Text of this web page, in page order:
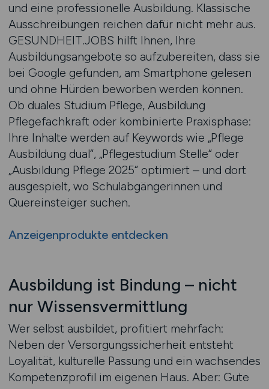
und eine professionelle Ausbildung. Klassische
Ausschreibungen reichen dafür nicht mehr aus.
GESUNDHEIT.JOBS hilft Ihnen, Ihre
Ausbildungsangebote so aufzubereiten, dass sie
bei Google gefunden, am Smartphone gelesen
und ohne Hürden beworben werden können.
Ob duales Studium Pflege, Ausbildung
Pflegefachkraft oder kombinierte Praxisphase:
Ihre Inhalte werden auf Keywords wie „Pflege
Ausbildung dual“, „Pflegestudium Stelle“ oder
„Ausbildung Pflege 2025“ optimiert – und dort
ausgespielt, wo Schulabgängerinnen und
Quereinsteiger suchen.
Anzeigenprodukte entdecken
Ausbildung ist Bindung – nicht
nur Wissensvermittlung
Wer selbst ausbildet, profitiert mehrfach:
Neben der Versorgungssicherheit entsteht
Loyalität, kulturelle Passung und ein wachsendes
Kompetenzprofil im eigenen Haus. Aber: Gute